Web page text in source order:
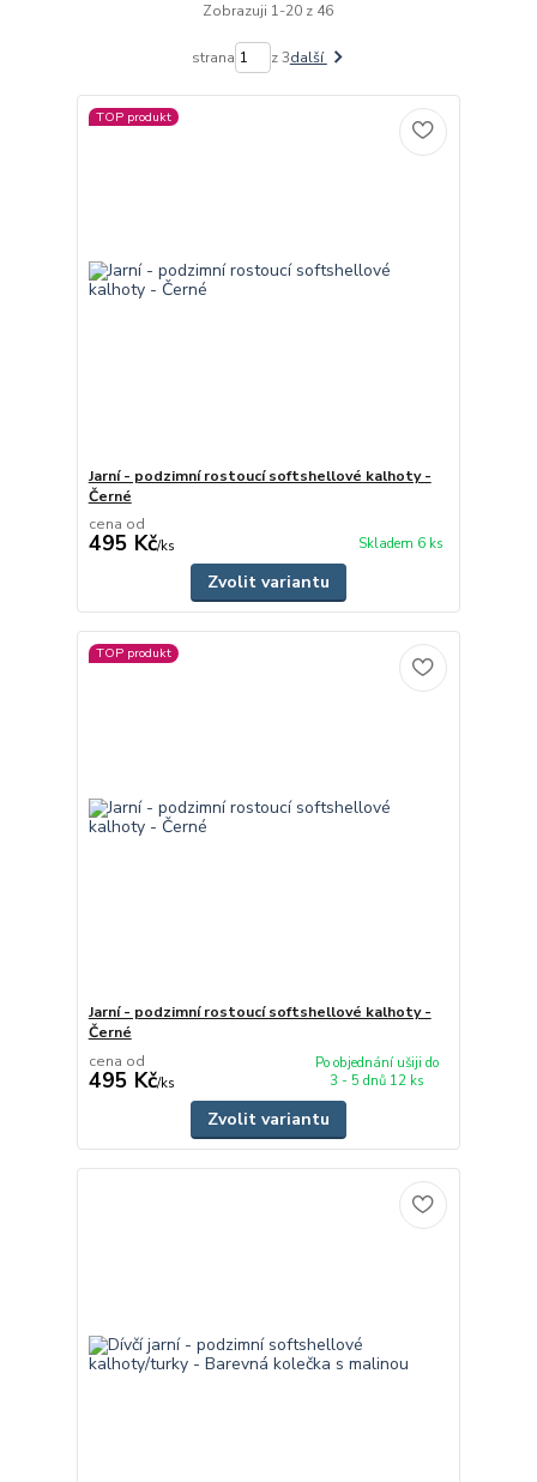
Zobrazuji 1-20 z 46
strana z 3další
TOP produkt
Jarní - podzimní rostoucí softshellové kalhoty -
Černé
cena od
495 Kč/ks Skladem 6 ks
Zvolit variantu
TOP produkt
Jarní - podzimní rostoucí softshellové kalhoty -
Černé
cena od
495 Kč/ks
Po objednání ušiji do
3 - 5 dnů 12 ks
Zvolit variantu